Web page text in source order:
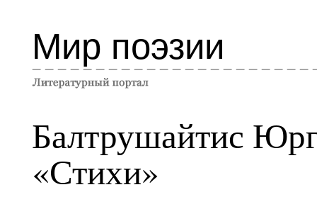
Мир поэзии
Балтрушайтис
«Стихи»